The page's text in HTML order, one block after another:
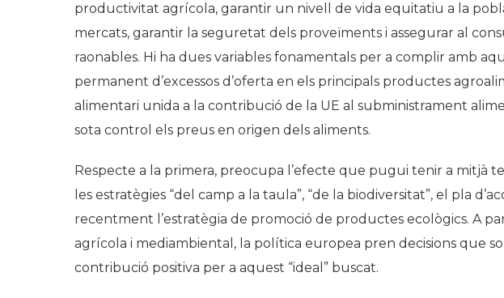
productivitat agrícola, garantir un nivell de vida equitatiu a la
mercats, garantir la seguretat dels proveïments i assegurar al
raonables. Hi ha dues variables fonamentals per a complir amb
permanent d’excessos d’oferta en els principals productes
alimentari unida a la contribució de la UE al subministrament
sota control els preus en origen dels aliments.
Respecte a la primera, preocupa l’efecte que pugui tenir a mitjà
les estratègies “del camp a la taula”, “de la biodiversitat”, el pla
recentment l’estratègia de promoció de productes ecològics. A
agrícola i mediambiental, la política europea pren decisions que
contribució positiva per a aquest “ideal” buscat.